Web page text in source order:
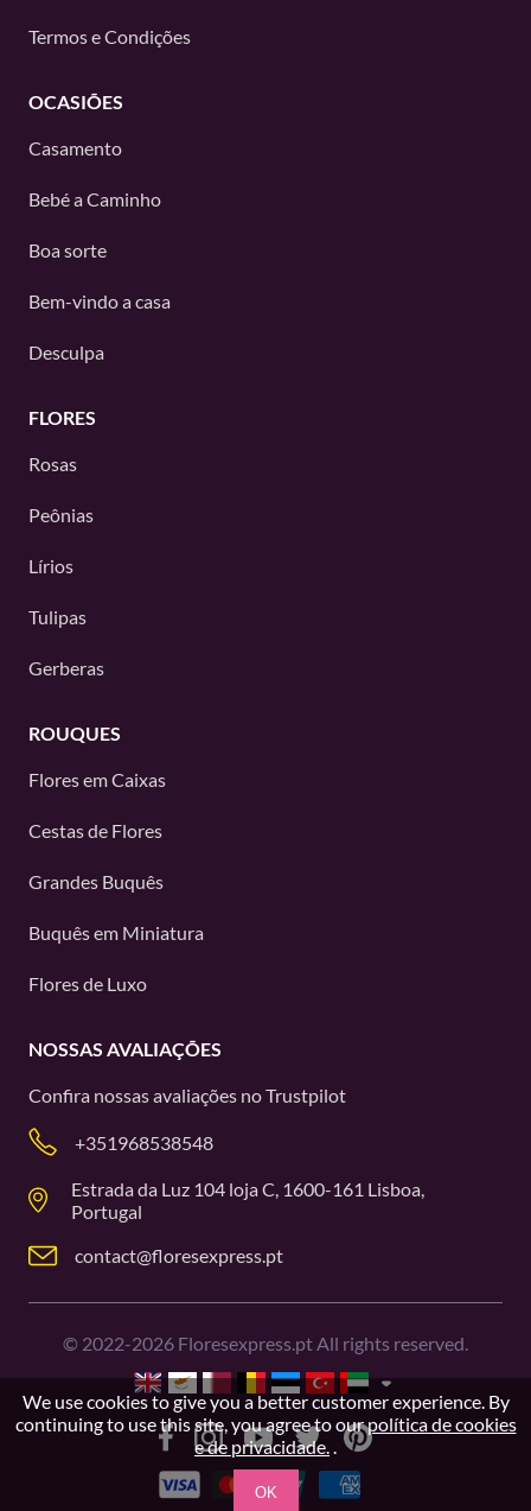
Termos e Condições
OCASIÕES
Casamento
Bebé a Caminho
Boa sorte
Bem-vindo a casa
Desculpa
FLORES
Rosas
Peônias
Lírios
Tulipas
Gerberas
ROUQUES
Flores em Caixas
Cestas de Flores
Grandes Buquês
Buquês em Miniatura
Flores de Luxo
NOSSAS AVALIAÇÕES
Confira nossas avaliações noTrustpilot
+351968538548
Estrada da Luz 104 loja C, 1600-161 Lisboa,
Portugal
contact@floresexpress.pt
© 2022-2026 Floresexpress.pt All rights reserved.
We use cookies to give you a better customer experience. By
continuing to use this site, you agree to ourpolítica de cookies
e de privacidade..
OK